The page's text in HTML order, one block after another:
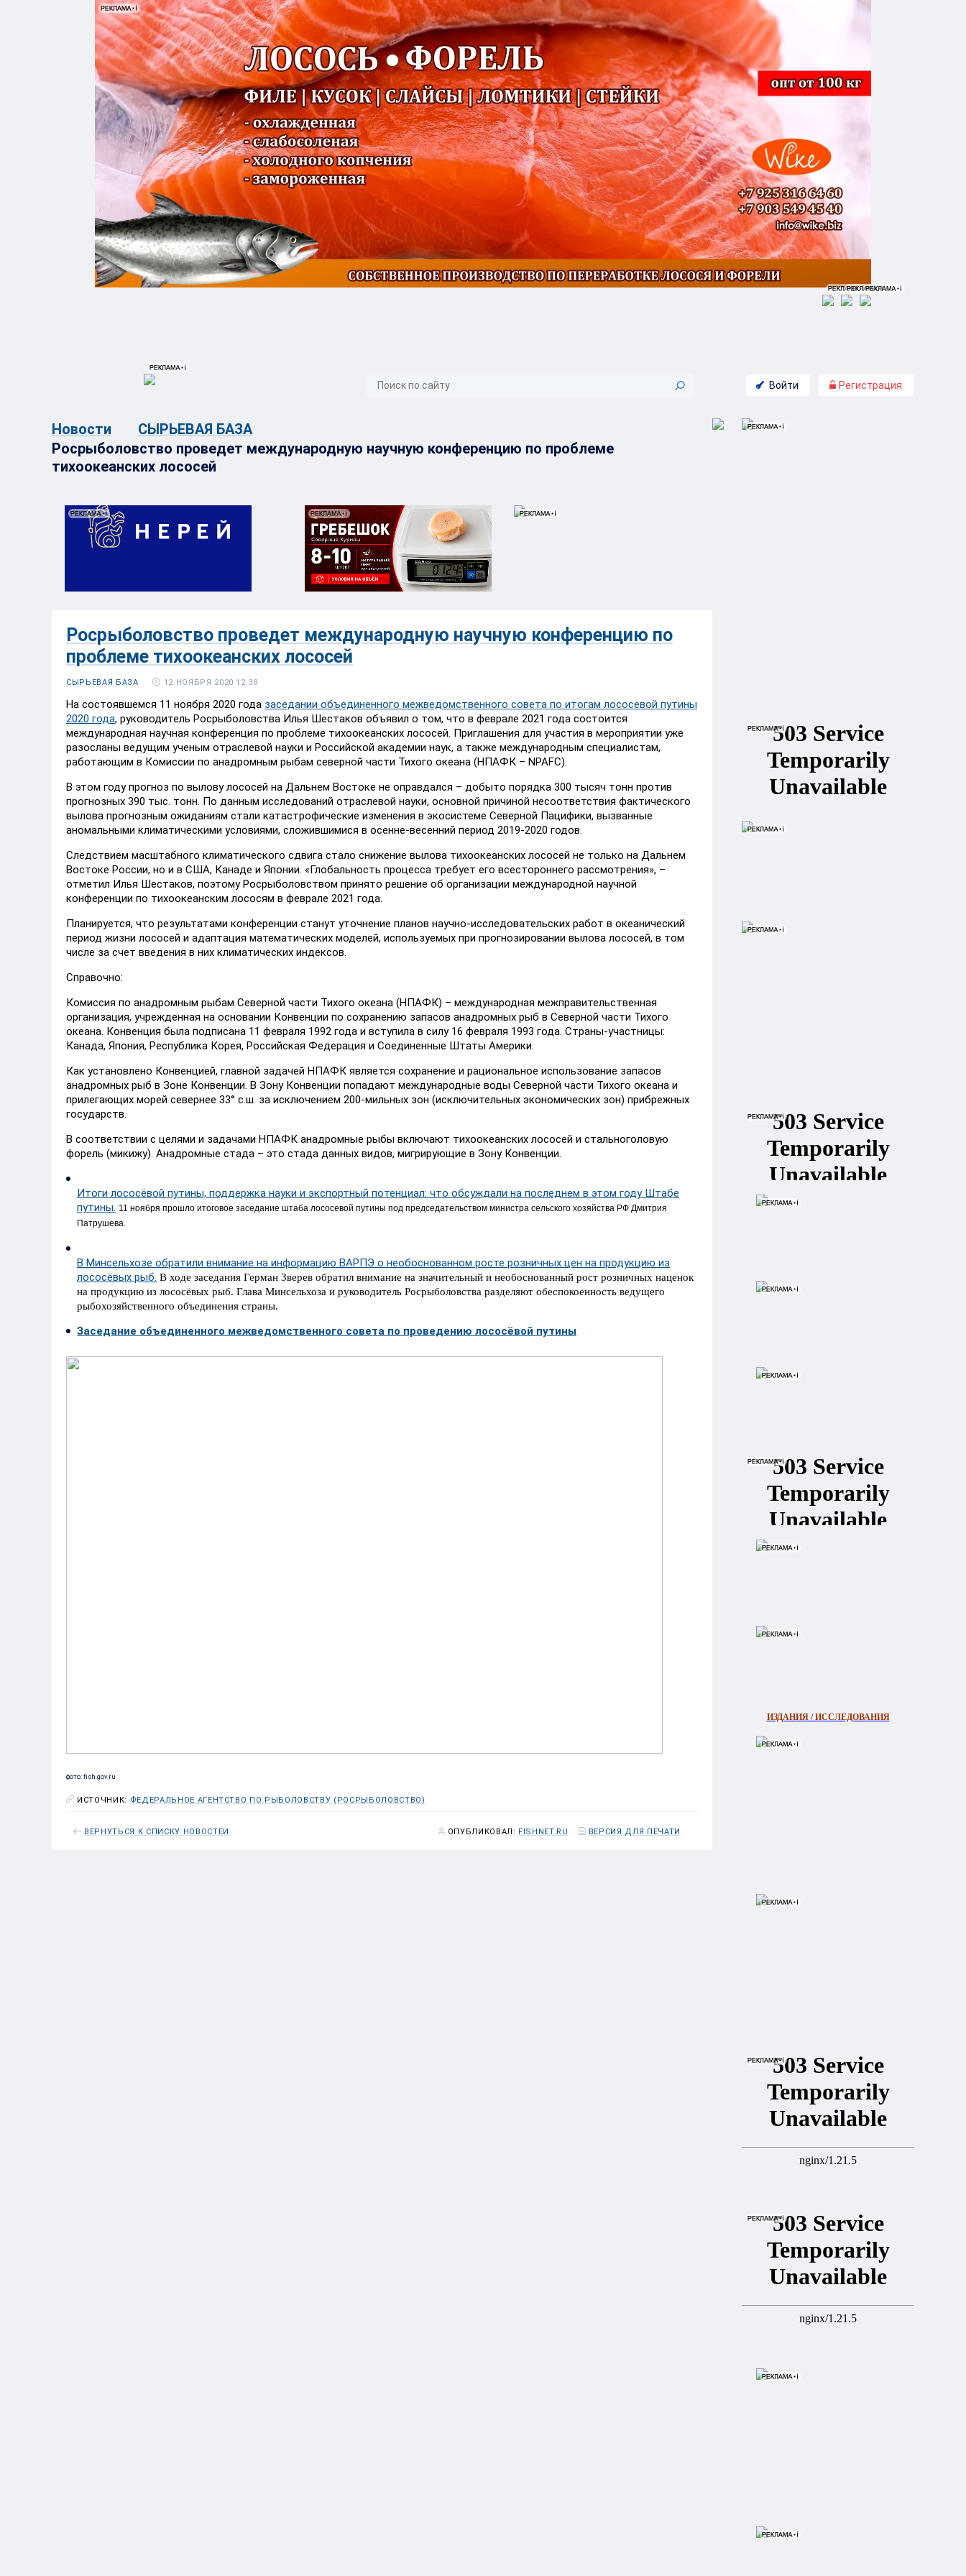
Войти Регистрация
Новости
СЫРЬЕВАЯ БАЗА
Росрыболовство проведет международную научную конференцию по проблеме
тихоокеанских лососей
Росрыболовство проведет международную научную конференцию по
проблеме тихоокеанских лососей
СЫРЬЕВАЯ БАЗА 12 НОЯБРЯ 2020 12:38
На состоявшемся 11 ноября 2020 года заседании объединенного межведомственного совета по итогам лососевой путины
2020 года, руководитель Росрыболовства Илья Шестаков объявил о том, что в феврале 2021 года состоится
международная научная конференция по проблеме тихоокеанских лососей. Приглашения для участия в мероприятии уже
разосланы ведущим ученым отраслевой науки и Российской академии наук, а также международным специалистам,
работающим в Комиссии по анадромным рыбам северной части Тихого океана (НПАФК – NPAFC).
В этом году прогноз по вылову лососей на Дальнем Востоке не оправдался – добыто порядка 300 тысяч тонн против
прогнозных 390 тыс. тонн. По данным исследований отраслевой науки, основной причиной несоответствия фактического
вылова прогнозным ожиданиям стали катастрофические изменения в экосистеме Северной Пацифики, вызванные
аномальными климатическими условиями, сложившимися в осенне-весенний период 2019-2020 годов.
Следствием масштабного климатического сдвига стало снижение вылова тихоокеанских лососей не только на Дальнем
Востоке России, но и в США, Канаде и Японии. «Глобальность процесса требует его всестороннего рассмотрения», –
отметил Илья Шестаков, поэтому Росрыболовством принято решение об организации международной научной
конференции по тихоокеанским лососям в феврале 2021 года.
Планируется, что результатами конференции станут уточнение планов научно-исследовательских работ в океанический
период жизни лососей и адаптация математических моделей, используемых при прогнозировании вылова лососей, в том
числе за счет введения в них климатических индексов.
Справочно:
Комиссия по анадромным рыбам Северной части Тихого океана (НПАФК) – международная межправительственная
организация, учрежденная на основании Конвенции по сохранению запасов анадромных рыб в Северной части Тихого
океана. Конвенция была подписана 11 февраля 1992 года и вступила в силу 16 февраля 1993 года. Страны-участницы:
Канада, Япония, Республика Корея, Российская Федерация и Соединенные Штаты Америки.
Как установлено Конвенцией, главной задачей НПАФК является сохранение и рациональное использование запасов
анадромных рыб в Зоне Конвенции. В Зону Конвенции попадают международные воды Северной части Тихого океана и
прилегающих морей севернее 33° с.ш. за исключением 200-мильных зон (исключительных экономических зон) прибрежных
государств.
В соответствии с целями и задачами НПАФК анадромные рыбы включают тихоокеанских лососей и стальноголовую
форель (микижу). Анадромные стада – это стада данных видов, мигрирующие в Зону Конвенции.
Итоги лососёвой путины, поддержка науки и экспортный потенциал: что обсуждали на последнем в этом году Штабе
путины. 11 ноября прошло итоговое заседание штаба лососевой путины под председательством министра сельского хозяйства РФ Дмитрия
Патрушева.
В Минсельхозе обратили внимание на информацию ВАРПЭ о необоснованном росте розничных цен на продукцию из
лососёвых рыб. В ходе заседания Герман Зверев обратил внимание на значительный и необоснованный рост розничных наценок
на продукцию из лососёвых рыб. Глава Минсельхоза и руководитель Росрыболовства разделяют обеспокоенность ведущего
рыбохозяйственного объединения страны.
Заседание объединенного межведомственного совета по проведению лососёвой путины
фото: fish.gov.ru
ИСТОЧНИК: ФЕДЕРАЛЬНОЕ АГЕНТСТВО ПО РЫБОЛОВСТВУ (РОСРЫБОЛОВСТВО)
ВЕРНУТЬСЯ К СПИСКУ НОВОСТЕЙ ОПУБЛИКОВАЛ: FISHNET.RU ВЕРСИЯ ДЛЯ ПЕЧАТИ
ИЗДАНИЯ / ИССЛЕДОВАНИЯ